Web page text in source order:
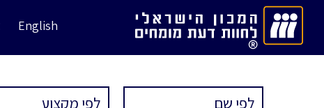
English